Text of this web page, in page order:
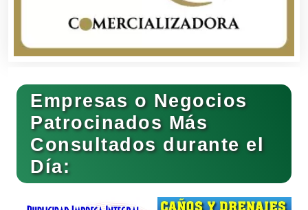
Bares y Cantinas
Basculas
Bebidas
Belleza
Empresas o Negocios
Patrocinados Más
Consultados durante el
Día: